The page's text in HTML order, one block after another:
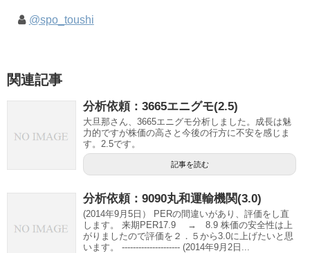
@spo_toushi
関連記事
分析依頼：3665エニグモ(2.5)
大旦那さん、3665エニグモ分析しました。成長は魅
力的ですが株価の高さと今後の行方に不安を感じま
す。2.5です。
記事を読む
分析依頼：9090丸和運輸機関(3.0)
(2014年9月5日） PERの間違いがあり、評価をし直
します。 来期PER17.9 → 8.9 株価の安全性は上
がりましたので評価を２．５から3.0に上げたいと思
います。 --------------------- (2014年9月2日...